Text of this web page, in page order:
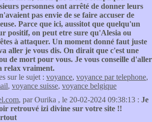
personnes ont arrêté de donner leurs
pas envie de se faire accuser de
Parce que ici, aussitot que quelqu'un
positif, on peut etre sure qu'Alesia ou
à attaquer. Un moment donné faut juste
aller je vous dis. On dirait que c'est une
de mort pour vous. Je vous conseille d'aller
relax vraiment.
sur le sujet : voyance, voyance par telephone,
, voyance suisse, voyance belgique
, par Ourika , le 20-02-2024 09:38:13 : Je
retrouvé izi divine sur votre site !!